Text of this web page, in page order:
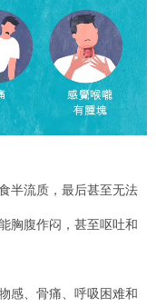
半流质，最后甚至无法
胸腹作闷，甚至呕吐和
感、骨痛、呼吸困难和